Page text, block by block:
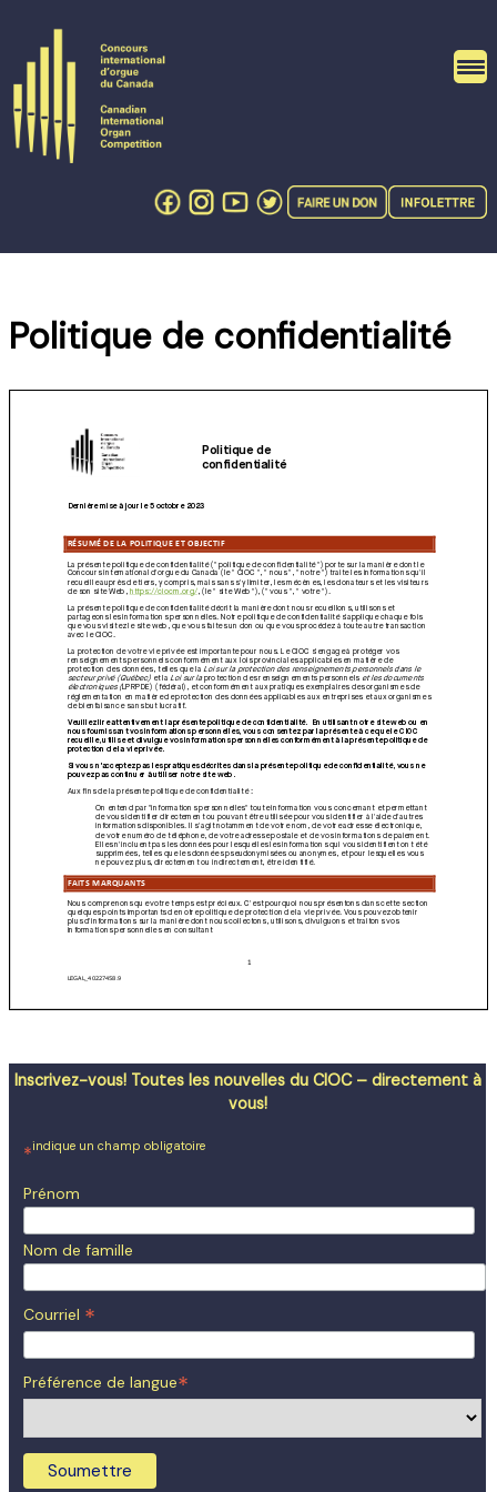
content
Politique de confidentialité
Inscrivez-vous! Toutes les nouvelles du CIOC – directement à
vous!
*indique un champ obligatoire
Prénom
Nom de famille
Courriel *
Préférence de langue*